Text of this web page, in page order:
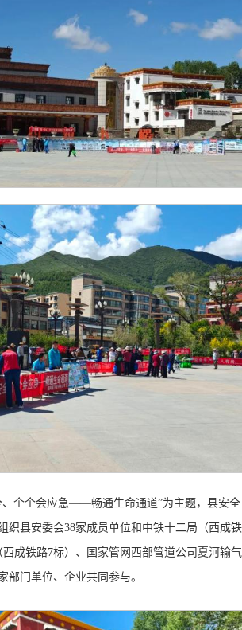
、个个会应急——畅通生命通道”为主题，县安全
织县安委会38家成员单位和中铁十二局（西成铁
成铁路7标）、国家管网西部管道公司夏河输气
部门单位、企业共同参与。